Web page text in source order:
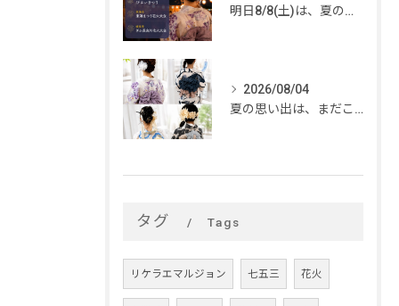
明日8/8(土)は、夏のイベントがいっぱい🎆
2026/08/04
夏の思い出は、まだこれから。
タグ Tags
リケラエマルジョン 七五三 花火